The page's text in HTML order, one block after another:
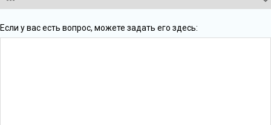
Если у вас есть вопрос, можете задать его здесь: